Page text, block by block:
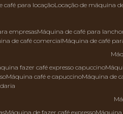
café para locação locação de máquina
empresas máquina de café para
de café comercial máquina de café
fazer café expresso capuccino
máquina café e capuccino máquina de
máquina de fazer café expresso